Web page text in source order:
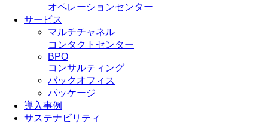
オペレーションセンター
サービス
マルチチャネル
コンタクトセンター
BPO
コンサルティング
バックオフィス
パッケージ
導入事例
サステナビリティ